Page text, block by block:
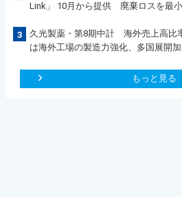
Link」 10月から提供 廃棄ロスを最
3
久光製薬・第8期中計 海外売上高
は海外工場の製造力強化、多国展開
もっと見る